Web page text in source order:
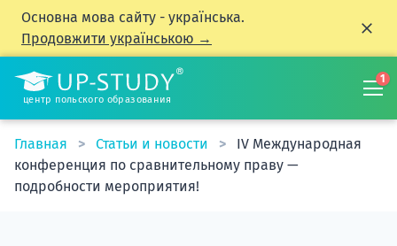
Основна мова сайту - українська.
Продовжити українською →
центр польского образования
1
Главная Статьи и новости
IV Международная
конференция по сравнительному праву —
подробности мероприятия!